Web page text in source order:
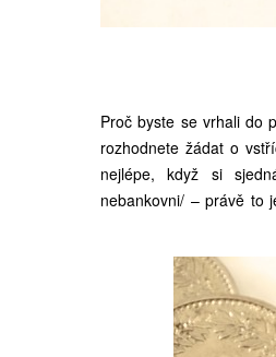
Proč byste se vrhali do
rozhodnete žádat o
nejlépe, když si
nebankovni/ – právě to